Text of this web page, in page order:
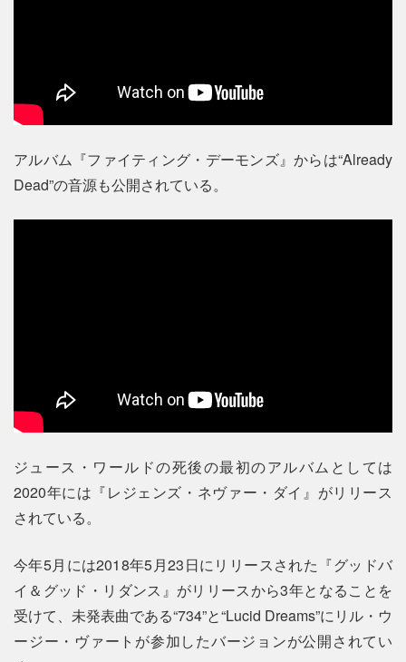
アルバム『ファイティング・デーモンズ』からは“Already
Dead”の音源も公開されている。
ジュース・ワールドの死後の最初のアルバムとしては
2020年には『レジェンズ・ネヴァー・ダイ』がリリース
されている。
今年5月には2018年5月23日にリリースされた『グッドバ
イ＆グッド・リダンス』がリリースから3年となることを
受けて、未発表曲である“734”と“Lucid Dreams”にリル・ウ
ージー・ヴァートが参加したバージョンが公開されてい